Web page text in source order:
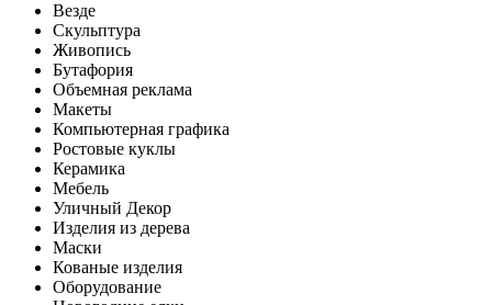
Везде
Скульптура
Живопись
Бутафория
Объемная реклама
Макеты
Компьютерная графика
Ростовые куклы
Керамика
Мебель
Уличный Декор
Изделия из дерева
Маски
Кованые изделия
Оборудование